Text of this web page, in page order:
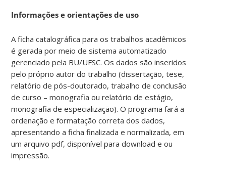
Informações e orientações de uso
A ficha catalográfica para os trabalhos acadêmicos
é gerada por meio de sistema automatizado
gerenciado pela BU/UFSC. Os dados são inseridos
pelo próprio autor do trabalho (dissertação, tese,
relatório de pós-doutorado, trabalho de conclusão
de curso – monografia ou relatório de estágio,
monografia de especialização). O programa fará a
ordenação e formatação correta dos dados,
apresentando a ficha finalizada e normalizada, em
um arquivo pdf, disponível para download e ou
impressão.